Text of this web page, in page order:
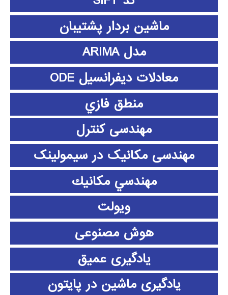
ماشین بردار پشتیبان
مدل ARIMA
معادلات دیفرانسیل ODE
منطق فازي
مهندسی کنترل
مهندسی مکانیک در سیمولینک
مهندسي مكانيك
ویولت
هوش مصنوعی
یادگیری عمیق
یادگیری ماشین در پایتون